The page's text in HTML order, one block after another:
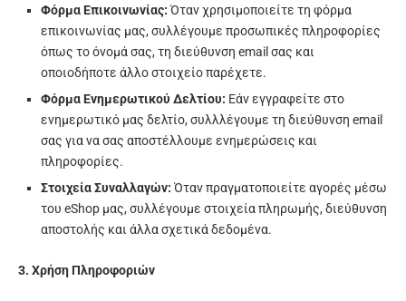
Φόρμα Επικοινωνίας: Όταν χρησιμοποιείτε τη φόρμα
επικοινωνίας μας, συλλέγουμε προσωπικές πληροφορίες
όπως το όνομά σας, τη διεύθυνση email σας και
οποιοδήποτε άλλο στοιχείο παρέχετε.
Φόρμα Ενημερωτικού Δελτίου: Εάν εγγραφείτε στο
ενημερωτικό μας δελτίο, συλλλέγουμε τη διεύθυνση email
σας για να σας αποστέλλουμε ενημερώσεις και
πληροφορίες.
Στοιχεία Συναλλαγών: Όταν πραγματοποιείτε αγορές μέσω
του eShop μας, συλλέγουμε στοιχεία πληρωμής, διεύθυνση
αποστολής και άλλα σχετικά δεδομένα.
3. Χρήση Πληροφοριών